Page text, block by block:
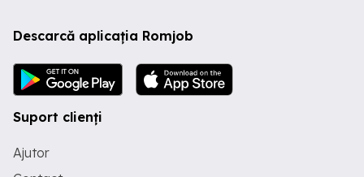
Descarcă aplicația Romjob
Suport clienți
Ajutor